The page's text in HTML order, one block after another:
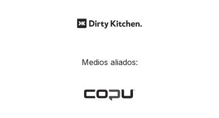
Medios aliados: